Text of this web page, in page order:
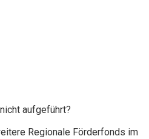
aufgeführt?
Regionale Förderfonds im